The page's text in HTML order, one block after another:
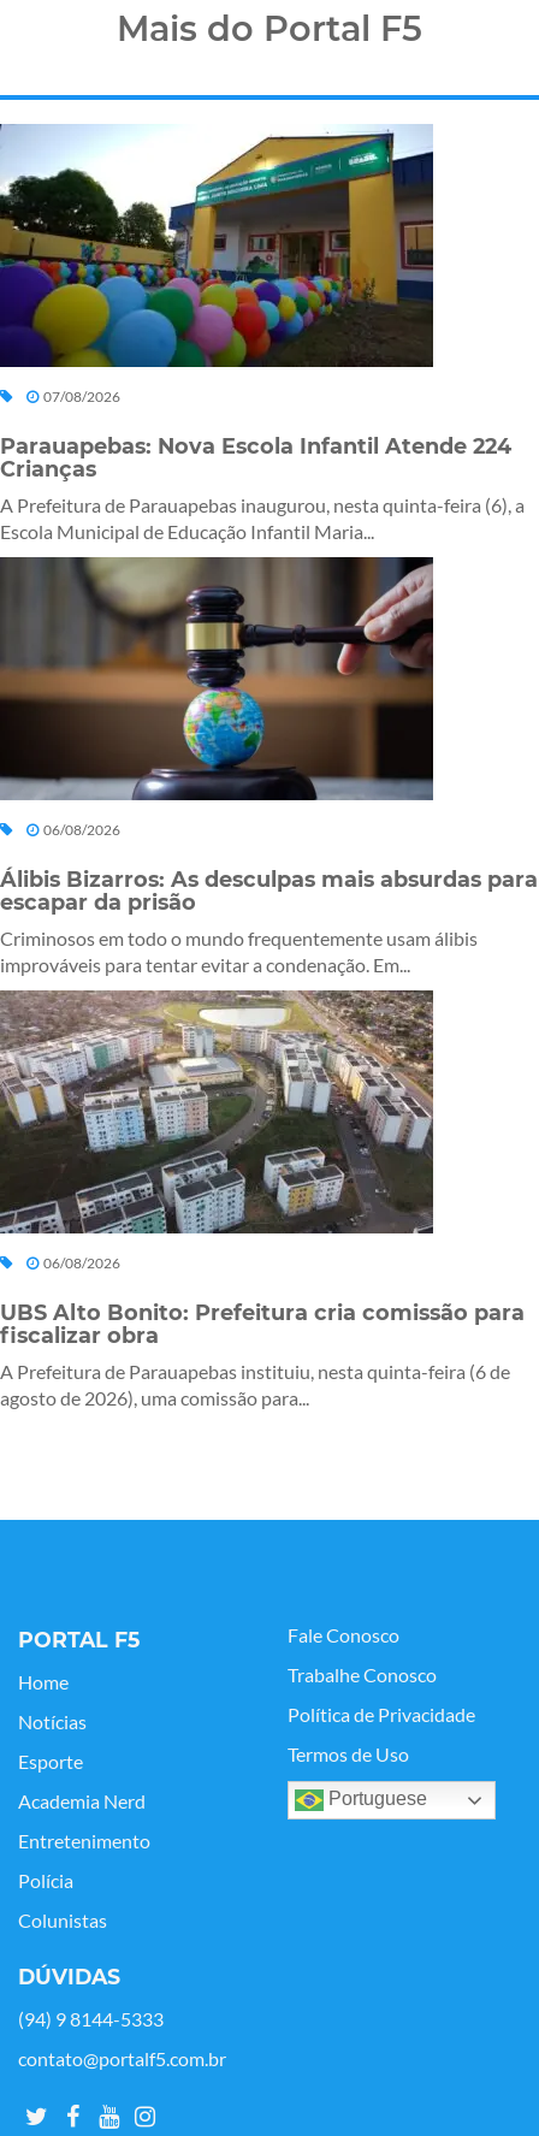
Mais do Portal F5
07/08/2026
Parauapebas: Nova Escola Infantil Atende 224
Crianças
A Prefeitura de Parauapebas inaugurou, nesta quinta-feira (6), a
Escola Municipal de Educação Infantil Maria...
06/08/2026
Álibis Bizarros: As desculpas mais absurdas para
escapar da prisão
Criminosos em todo o mundo frequentemente usam álibis
improváveis para tentar evitar a condenação. Em...
06/08/2026
UBS Alto Bonito: Prefeitura cria comissão para
fiscalizar obra
A Prefeitura de Parauapebas instituiu, nesta quinta-feira (6 de
agosto de 2026), uma comissão para...
PORTAL F5
Home
Notícias
Esporte
Academia Nerd
Entretenimento
Polícia
Colunistas
Fale Conosco
Trabalhe Conosco
Política de Privacidade
Termos de Uso
Portuguese
DÚVIDAS
(94) 9 8144-5333
contato@portalf5.com.br